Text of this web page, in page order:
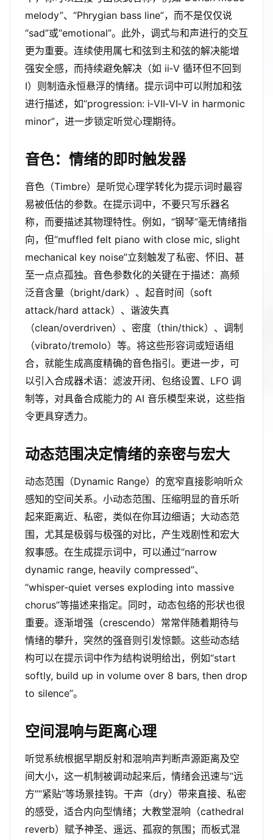
melody”、“Phrygian bass line”，而不是仅仅说
“sad”或“emotional”。此外，调式与和声进行的交互
更为重要。连续使用属七和弦到主和弦的解决能增
强安全感，而持续避免解决（如 ii‑V 循环但不回到
I）则制造永恒悬浮的情绪。提示词中可以附加和弦
进行描述，如“progression: i‑VII‑VI‑V in harmonic
minor”，进一步锁定听觉心理期待。
音色：情绪的即时触发器
音色（Timbre）是听觉心理学转化为提示词时最容
易被低估的参数。在提示词中，不要只写乐器名
称，而要描述其物理特性。例如，“钢琴”毫无情绪指
向，但“muffled felt piano with close mic, slight
mechanical key noise”立刻触发了私密、怀旧、甚
至一点点孤独。音色参数化的关键在于描述：高频
泛音含量（bright/dark）、起音时间（soft
attack/hard attack）、谐波失真
（clean/overdriven）、密度（thin/thick）、调制
（vibrato/tremolo）等。将这些形容词或短语组
合，就能生成高度精确的音色指引。更进一步，可
以引入合成器术语：滤波开闭、包络设置、LFO 调
制等，对具备合成能力的 AI 音乐模型来说，这些指
令更具穿透力。
动态范围决定情绪的亲密与宏大
动态范围（Dynamic Range）的宽窄直接影响听众
感知的空间关系。小动态范围、压缩明显的音乐听
起来距离近、私密，类似在你耳边细语；大动态范
围，尤其是极弱与极强的对比，产生戏剧性和宏大
叙事感。在生成提示词中，可以通过“narrow
dynamic range, heavily compressed”、
“whisper‑quiet verses exploding into massive
chorus”等描述来指定。同时，动态包络的形状也很
重要。逐渐增强（crescendo）常常伴随着期待与
情绪的攀升，突然的强音则引发惊颤。这些动态结
构可以在提示词中作为结构说明给出，例如“start
softly, build up in volume over 8 bars, then drop
to silence”。
空间混响与距离心理
听觉系统根据早期反射和混响声判断声源距离及空
间大小，这一机制被调动起来后，情绪会迅速与“远
方”“紧贴”等场景挂钩。干声（dry）带来直接、私密
的感受，适合内向型情绪；大教堂混响（cathedral
reverb）赋予神圣、遥远、孤寂的氛围；而板式混